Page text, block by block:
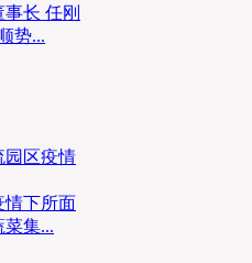
“大数量”就是新鲜与便宜的冲击
就代表用餐时间短(约30～40分钟
用餐时间较长，但客单价更高。
。营业时间从早晨6点开始，作为
长 任刚
势...
区疫情
情下所面
集...